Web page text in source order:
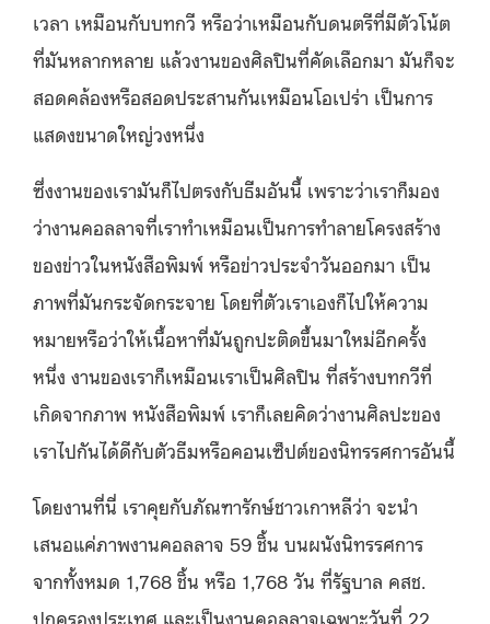
เวลา เหมือนกับบทกวี หรือว่าเหมือนกับดนตรีที่มีตัวโน้ต
ที่มันหลากหลาย แล้วงานของศิลปินที่คัดเลือกมา มันก็จะ
สอดคล้องหรือสอดประสานกันเหมือนโอเปร่า เป็นการ
แสดงขนาดใหญ่วงหนึ่ง
ซึ่งงานของเรามันก็ไปตรงกับธีมอันนี้ เพราะว่าเราก็มอง
ว่างานคอลลาจที่เราทำเหมือนเป็นการทำลายโครงสร้าง
ของข่าวในหนังสือพิมพ์ หรือข่าวประจำวันออกมา เป็น
ภาพที่มันกระจัดกระจาย โดยที่ตัวเราเองก็ไปให้ความ
หมายหรือว่าให้เนื้อหาที่มันถูกปะติดขึ้นมาใหม่อีกครั้ง
หนึ่ง งานของเราก็เหมือนเราเป็นศิลปิน ที่สร้างบทกวีที่
เกิดจากภาพ หนังสือพิมพ์ เราก็เลยคิดว่างานศิลปะของ
เราไปกันได้ดีกับตัวธีมหรือคอนเซ็ปต์ของนิทรรศการอันนี้
โดยงานที่นี่ เราคุยกับภัณฑารักษ์ชาวเกาหลีว่า จะนำ
เสนอแค่ภาพงานคอลลาจ 59 ชิ้น บนผนังนิทรรศการ
จากทั้งหมด 1,768 ชิ้น หรือ 1,768 วัน ที่รัฐบาล คสช.
ปกครองประเทศ และเป็นงานคอลลาจเฉพาะวันที่ 22